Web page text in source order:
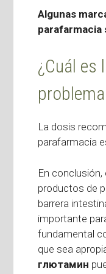
Algunas
parafarmacia
¿Cuál es
La dosis
parafarmacia
En conclusión,
productos de
barrera
importante
fundamental
que sea
глютамин